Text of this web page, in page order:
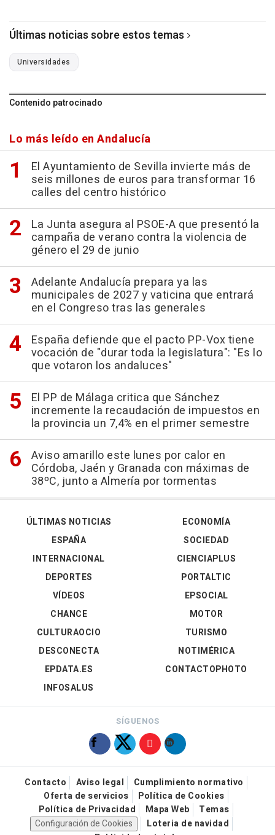
Últimas noticias sobre estos temas
Universidades
Contenido patrocinado
Lo más leído en Andalucía
El Ayuntamiento de Sevilla invierte más de
seis millones de euros para transformar 16
calles del centro histórico
La Junta asegura al PSOE-A que presentó la
campaña de verano contra la violencia de
género el 29 de junio
Adelante Andalucía prepara ya las
municipales de 2027 y vaticina que entrará
en el Congreso tras las generales
España defiende que el pacto PP-Vox tiene
vocación de "durar toda la legislatura": "Es lo
que votaron los andaluces"
El PP de Málaga critica que Sánchez
incremente la recaudación de impuestos en
la provincia un 7,4% en el primer semestre
Aviso amarillo este lunes por calor en
Córdoba, Jaén y Granada con máximas de
38ºC, junto a Almería por tormentas
ÚLTIMAS NOTICIAS
ESPAÑA
INTERNACIONAL
DEPORTES
VÍDEOS
ECONOMÍA
SOCIEDAD
CIENCIAPLUS
PORTALTIC
EPSOCIAL
CHANCE
CULTURAOCIO
DESCONECTA
EPDATA.ES
INFOSALUS
MOTOR
TURISMO
NOTIMÉRICA
CONTACTOPHOTO
SÍGUENOS
Contacto Aviso legal
Cumplimiento normativo
Oferta de servicios
Política de Cookies
Política de Privacidad
Mapa Web
Temas
Configuración de Cookies
Loteria de navidad